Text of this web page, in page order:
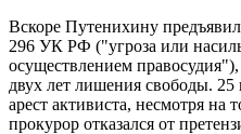
Вскоре Путенихину
296 УК РФ ("угроза или
осуществлением
двух лет лишения свободы.
арест активиста, несмотря на
прокурор отказался от